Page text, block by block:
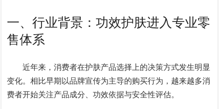
一、行业背景：功效护肤进入专业零
售体系
近年来，消费者在护肤产品选择上的决策方式发生明显
变化。相比早期以品牌宣传为主导的购买行为，越来越多消
费者开始关注产品成分、功效依据与安全性评估。